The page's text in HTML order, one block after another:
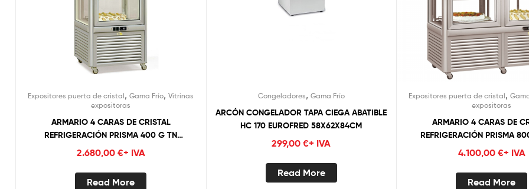
Expositores puerta de cristal,Gama Frío,Vitrinas
expositoras
ARMARIO 4 CARAS DE CRISTAL
REFRIGERACIÓN PRISMA 400 G TN
TECFRIGO (ESTANTES DE REJILLA)
2.680,00 €+ IVA
Read More
Congeladores, Gama Frío
ARCÓN CONGELADOR TAPA CIEGA ABATIBLE
HC 170 EUROFRED 58X62X84CM
299,00€+ IVA
Read More
Expositores puerta de cristal,
expositoras
ARMARIO 4 CARAS DE
REFRIGERACIÓN PRISMA
TECFRIGO (ESTANTES: 5
GIRATORIO)
4.100,00 €+ IVA
Read More